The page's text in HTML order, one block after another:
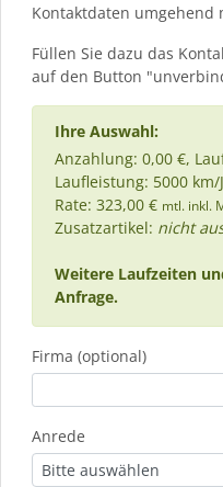
Kontaktdaten
Füllen Sie dazu das
auf den Button
Ihre Auswahl:
Anzahlung: 0,00 €,
Laufleistung: 5000 km/
Rate: 323,00 € mtl. inkl.
Zusatzartikel: nicht
Weitere Laufzeiten
Anfrage.
Firma (optional)
Anrede